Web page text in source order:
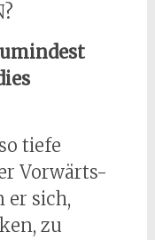
tiefe
Vorwärts-
er sich,
zu